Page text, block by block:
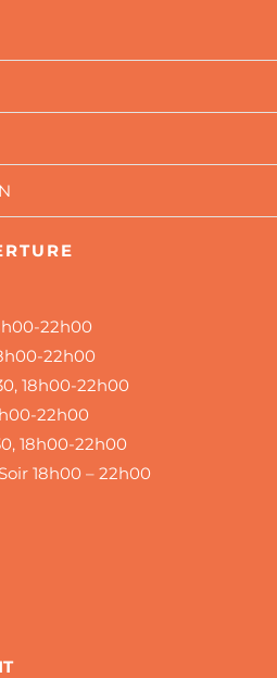
22h00
22h00
18h00-22h00
22h00
18h00-22h00
18h00 – 22h00